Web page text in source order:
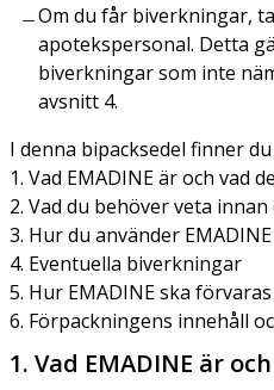
Om du får biverkningar,
apotekspersonal. Detta
biverkningar som inte
avsnitt 4.
I denna bipacksedel finner
1. Vad EMADINE är och vad
2. Vad du behöver veta
3. Hur du använder EMADINE
4. Eventuella biverkningar
5. Hur EMADINE ska förvaras
6. Förpackningens innehåll
1. Vad EMADINE är